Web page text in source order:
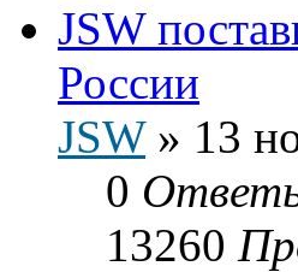
JSW
России
JSW» 13
0
13260